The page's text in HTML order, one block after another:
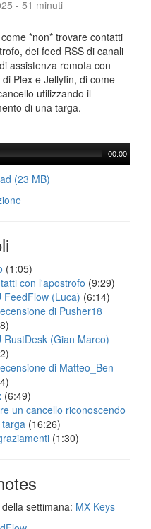
- 51 minuti
*non* trovare contatti
dei feed RSS di canali
assistenza remota con
di Plex e Jellyfin, di come
utilizzando il
di una targa.
00:00
(23 MB)
(1:05)
con l'apostrofo (9:29)
FeedFlow (Luca) (6:14)
di Pusher18
RustDesk (Gian Marco)
di Matteo_Ben
(6:49)
un cancello riconoscendo
(16:26)
(1:30)
settimana: MX Keys